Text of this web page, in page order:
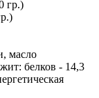
масло
белков - 14,3